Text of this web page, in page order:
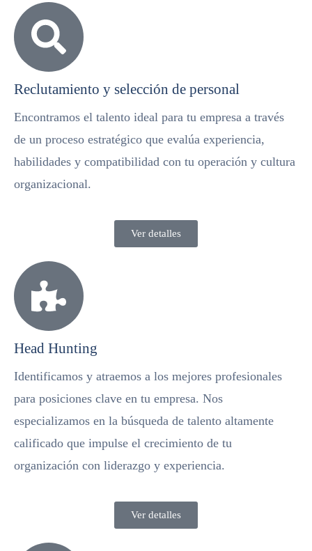
Reclutamiento y selección de personal
Encontramos el talento ideal para tu empresa a través
de un proceso estratégico que evalúa experiencia,
habilidades y compatibilidad con tu operación y cultura
organizacional.
Ver detalles
Head Hunting​
Identificamos y atraemos a los mejores profesionales
para posiciones clave en tu empresa. Nos
especializamos en la búsqueda de talento altamente
calificado que impulse el crecimiento de tu
organización con liderazgo y experiencia.
Ver detalles